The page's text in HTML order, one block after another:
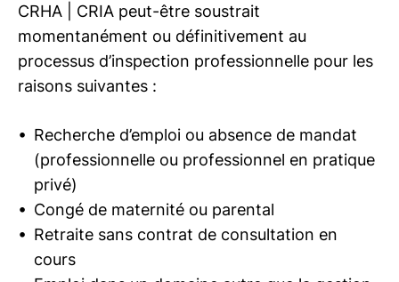
CRHA | CRIA peut-être soustrait
momentanément ou définitivement au
processus d’inspection professionnelle pour les
raisons suivantes :
Recherche d’emploi ou absence de mandat
(professionnelle ou professionnel en pratique
privé)
Congé de maternité ou parental
Retraite sans contrat de consultation en
cours